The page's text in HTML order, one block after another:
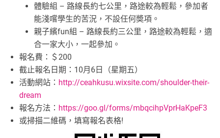
體驗組 – 路線長約七公里，路途較為輕鬆，參加者
能淺嚐學生的苦況，不設任何奬項。
親子繽fun組 – 路線長約三公里，路途較為輕鬆，適
合一家大小，一起參加。
報名費：＄200
截止報名日期：10月6日（星期五）
活動網站： http://ceahkusu.wixsite.com/shoulder-their-
dream
報名方法： https://goo.gl/forms/mbqcihpVprHaKpeF3
或掃描二維碼，填寫報名表格!